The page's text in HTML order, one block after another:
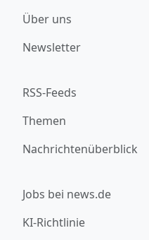
Über uns
Newsletter
RSS-Feeds
Themen
Nachrichtenüberblick
Jobs bei news.de
KI-Richtlinie